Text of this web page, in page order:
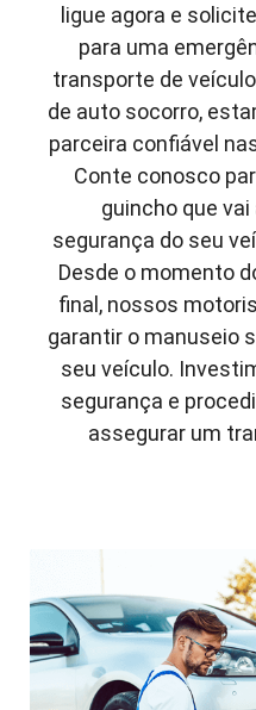
ligue agora e
para uma
transporte de
de auto socorro,
parceira confiável
Conte conosco
guincho que
segurança do seu
Desde o momento
final, nossos
garantir o manuseio
seu veículo.
segurança e
assegurar um